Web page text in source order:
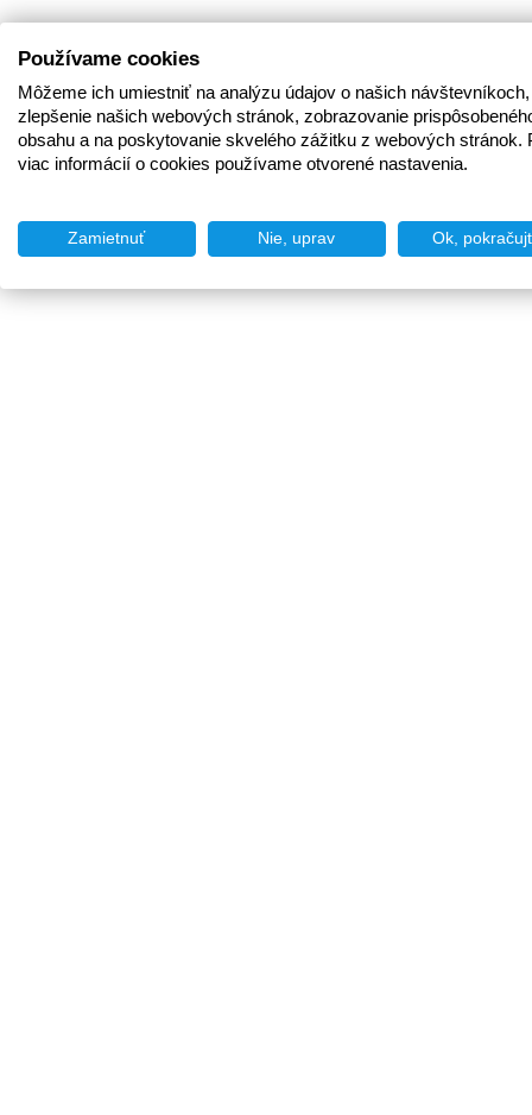
Používame cookies
Môžeme ich umiestniť na analýzu údajov o našich
zlepšenie našich webových stránok, zobrazovanie
obsahu a na poskytovanie skvelého zážitku z webových stránok.
viac informácií o cookies používame otvorené nastavenia.
Zamietnuť Nie, uprav Ok,